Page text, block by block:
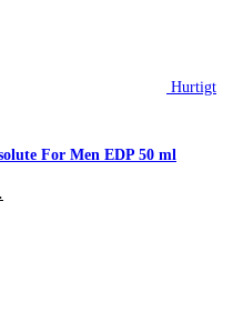
Hurtigt
For Men EDP 50 ml
aktuelle